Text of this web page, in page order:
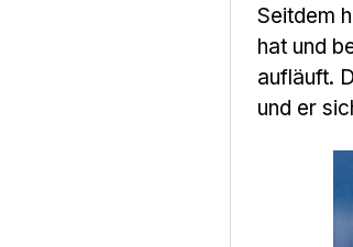
Seitdem
hat und
aufläuft.
und er